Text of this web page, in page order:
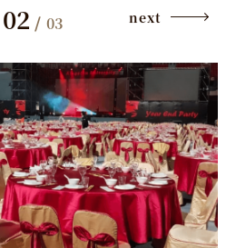
02 /03 next